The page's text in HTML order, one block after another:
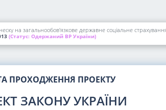
на загальнообов'язкове державне соціальне
(Статус: Одержаний ВР України)
ПРОХОДЖЕННЯ ПРОЕКТУ
ЗАКОНУ УКРАЇНИ